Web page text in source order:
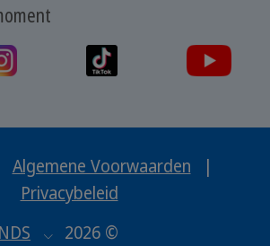
Algemene Voorwaarden
|
Privacybeleid
2026 ©